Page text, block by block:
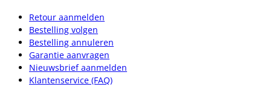
Retour aanmelden
Bestelling volgen
Bestelling annuleren
Garantie aanvragen
Nieuwsbrief aanmelden
Klantenservice (FAQ)